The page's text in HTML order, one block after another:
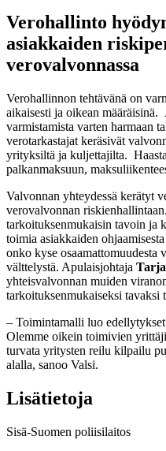
Verohallinto
asiakkaiden
verovalvonnassa
Verohallinnon tehtävänä on
aikaisesti ja oikean
varmistamista varten harmaan
verotarkastajat keräsivät
yrityksiltä ja kuljettajilta.
palkanmaksuun,
Valvonnan yhteydessä kerätyt
verovalvonnan
tarkoituksenmukaisin tavoin ja
toimia asiakkaiden
onko kyse osaamattomuudesta
välttelystä. Apulaisjohtaja
yhteisvalvonnan muiden
tarkoituksenmukaiseksi tavaksi
– Toimintamalli luo
Olemme oikein toimivien
turvata yritysten reilu kilpailu
alalla, sanoo Valsi.
Lisätietoja
Sisä-Suomen poliisilaitos